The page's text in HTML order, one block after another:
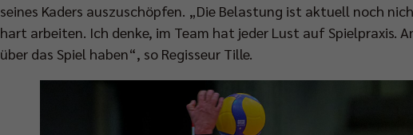
seines Kaders auszuschöpfen. „Die Belastung ist aktuell noch
hart arbeiten. Ich denke, im Team hat jeder Lust auf Spielpraxis.
über das Spiel haben“, so Regisseur Tille.